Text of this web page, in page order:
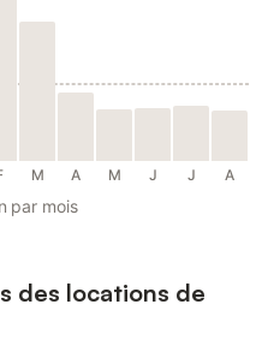
M A M J J A
par mois
des locations de